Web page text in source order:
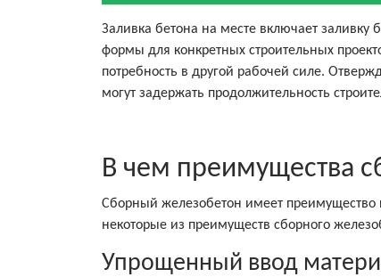
Заливка бетона на месте включает
формы для конкретных строительных
потребность в другой рабочей силе.
могут задержать продолжительность
В чем преимущества
Сборный железобетон имеет преимущество
некоторые из преимуществ сборного
Упрощенный ввод